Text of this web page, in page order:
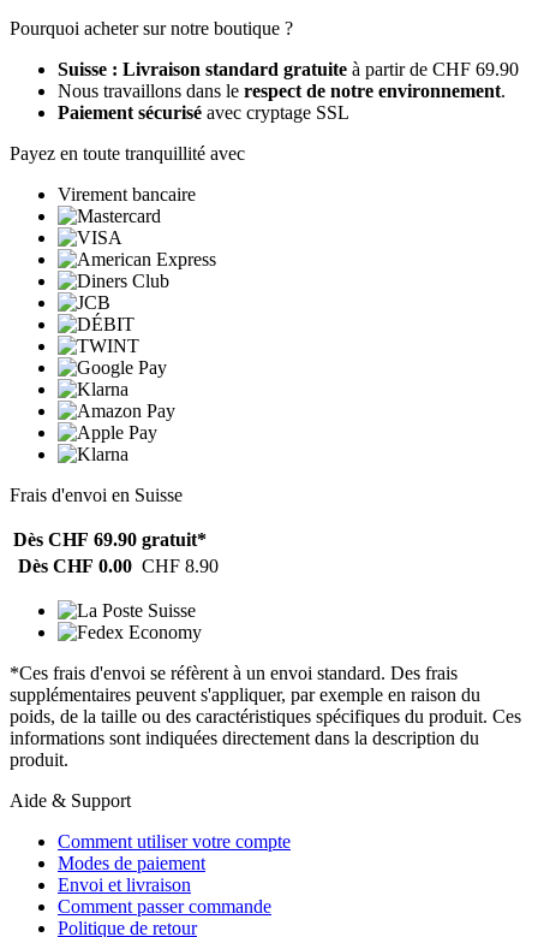
Pourquoi acheter sur notre boutique ?
Suisse : Livraison standard gratuite à partir de CHF 69.90
Nous travaillons dans le respect de notre environnement.
Paiement sécurisé avec cryptage SSL
Payez en toute tranquillité avec
Virement bancaire
Frais d'envoi en Suisse
Dès CHF 69.90 gratuit*
Dès CHF 0.00 CHF 8.90
*Ces frais d'envoi se réfèrent à un envoi standard. Des frais
supplémentaires peuvent s'appliquer, par exemple en raison du
poids, de la taille ou des caractéristiques spécifiques du produit. Ces
informations sont indiquées directement dans la description du
produit.
Aide & Support
Comment utiliser votre compte
Modes de paiement
Envoi et livraison
Comment passer commande
Politique de retour